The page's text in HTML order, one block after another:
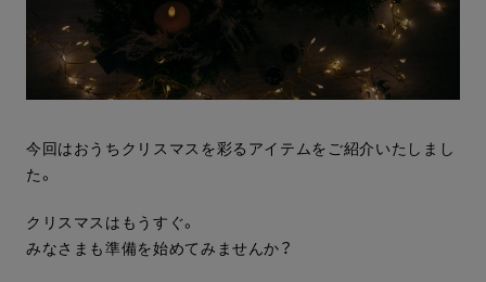
今回はおうちクリスマスを彩るアイテムをご紹介いたしまし
た。
クリスマスはもうすぐ。
みなさまも準備を始めてみませんか？